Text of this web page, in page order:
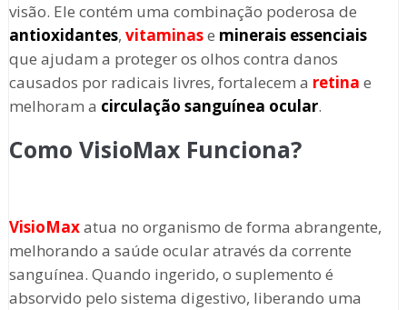
visão. Ele contém uma combinação poderosa de
antioxidantes, vitaminase minerais essenciais
que ajudam a proteger os olhos contra danos
causados por radicais livres, fortalecem a retina e
melhoram a circulação sanguínea ocular.
Como VisioMax Funciona?
VisioMaxatua no organismo de forma abrangente,
melhorando a saúde ocular através da corrente
sanguínea. Quando ingerido, o suplemento é
absorvido pelo sistema digestivo, liberando uma